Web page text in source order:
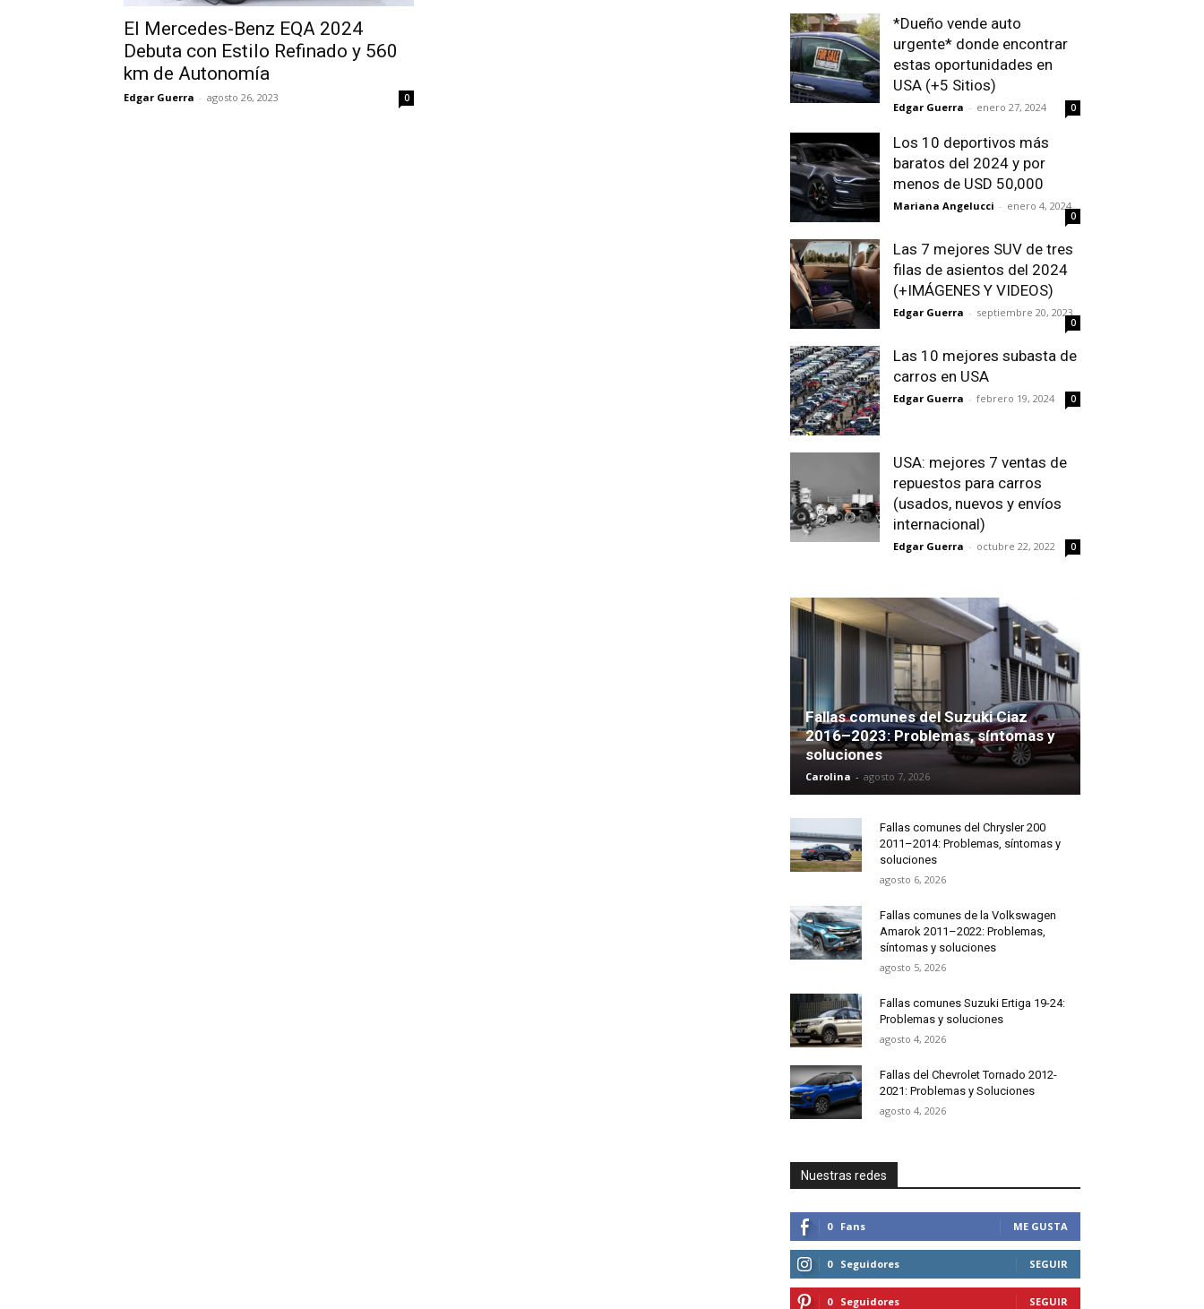
El Mercedes-Benz EQA 2024
Debuta con Estilo Refinado y 560
km de Autonomía
Edgar Guerra - agosto 26, 2023 0
*Dueño vende auto
urgente* donde encontrar
estas oportunidades en
USA (+5 Sitios)
Edgar Guerra - enero 27, 2024 0
Los 10 deportivos más
baratos del 2024 y por
menos de USD 50,000
Mariana Angelucci - enero 4, 2024
0
Las 7 mejores SUV de tres
filas de asientos del 2024
(+IMÁGENES Y VIDEOS)
Edgar Guerra - septiembre 20, 2023
0
Las 10 mejores subasta de
carros en USA
Edgar Guerra - febrero 19, 2024 0
USA: mejores 7 ventas de
repuestos para carros
(usados, nuevos y envíos
internacional)
Edgar Guerra - octubre 22, 2022 0
Fallas comunes del Suzuki Ciaz
2016–2023: Problemas, síntomas y
soluciones
Carolina - agosto 7, 2026
Fallas comunes del Chrysler 200
2011–2014: Problemas, síntomas y
soluciones
agosto 6, 2026
Fallas comunes de la Volkswagen
Amarok 2011–2022: Problemas,
síntomas y soluciones
agosto 5, 2026
Fallas comunes Suzuki Ertiga 19-24:
Problemas y soluciones
agosto 4, 2026
Fallas del Chevrolet Tornado 2012-
2021: Problemas y Soluciones
agosto 4, 2026
Nuestras redes
0 Fans ME GUSTA
0 Seguidores SEGUIR
0 Seguidores SEGUIR